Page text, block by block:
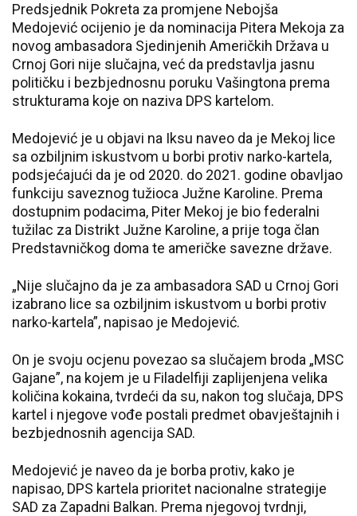
Predsjednik Pokreta za promjene Nebojša
Medojević ocijenio je da nominacija Pitera Mekoja za
novog ambasadora Sjedinjenih Američkih Država u
Crnoj Gori nije slučajna, već da predstavlja jasnu
političku i bezbjednosnu poruku Vašingtona prema
strukturama koje on naziva DPS kartelom.
Medojević je u objavi na Iksu naveo da je Mekoj lice
sa ozbiljnim iskustvom u borbi protiv narko-kartela,
podsjećajući da je od 2020. do 2021. godine obavljao
funkciju saveznog tužioca Južne Karoline. Prema
dostupnim podacima, Piter Mekoj je bio federalni
tužilac za Distrikt Južne Karoline, a prije toga član
Predstavničkog doma te američke savezne države.
„Nije slučajno da je za ambasadora SAD u Crnoj Gori
izabrano lice sa ozbiljnim iskustvom u borbi protiv
narko-kartela”, napisao je Medojević.
On je svoju ocjenu povezao sa slučajem broda „MSC
Gajane”, na kojem je u Filadelfiji zaplijenjena velika
količina kokaina, tvrdeći da su, nakon tog slučaja, DPS
kartel i njegove vođe postali predmet obavještajnih i
bezbjednosnih agencija SAD.
Medojević je naveo da je borba protiv, kako je
napisao, DPS kartela prioritet nacionalne strategije
SAD za Zapadni Balkan. Prema njegovoj tvrdnji,